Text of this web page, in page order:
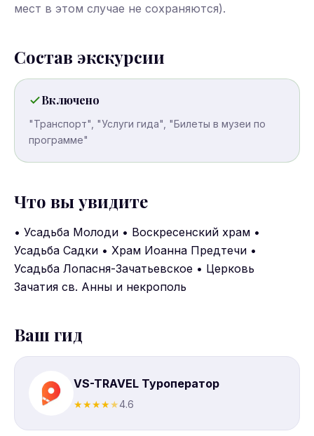
мест в этом случае не сохраняются).
Состав экскурсии
Включено
"Транспорт", "Услуги гида", "Билеты в музеи по
программе"
Что вы увидите
• Усадьба Молоди • Воскресенский храм •
Усадьба Садки • Храм Иоанна Предтечи •
Усадьба Лопасня-Зачатьевское • Церковь
Зачатия св. Анны и некрополь
Ваш гид
VS-TRAVEL Туроператор
★★★★★4.6